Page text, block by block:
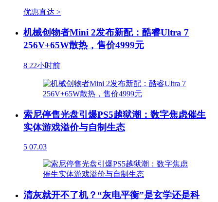
优惠直达 >
机械创物者Mini 2发布新配：酷睿Ultra 7
256V+65W散热，售价4999元
8 22小时前
索尼停售光盘引爆PS5越狱潮：数字焦虑催生
实体游戏溢价与自制生态
5 07.03
清灰就开不了机？“灰电平衡”是玄学还是科